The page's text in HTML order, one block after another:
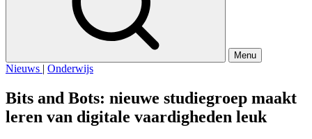
Menu
Nieuws | Onderwijs
Bits and Bots: nieuwe studiegroep maakt
leren van digitale vaardigheden leuk